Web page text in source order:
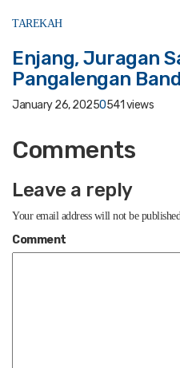
TAREKAH
Enjang, Juragan
Pangalengan
January 26, 20250541 views
Comments
Leave a reply
Your email address will not be
Comment